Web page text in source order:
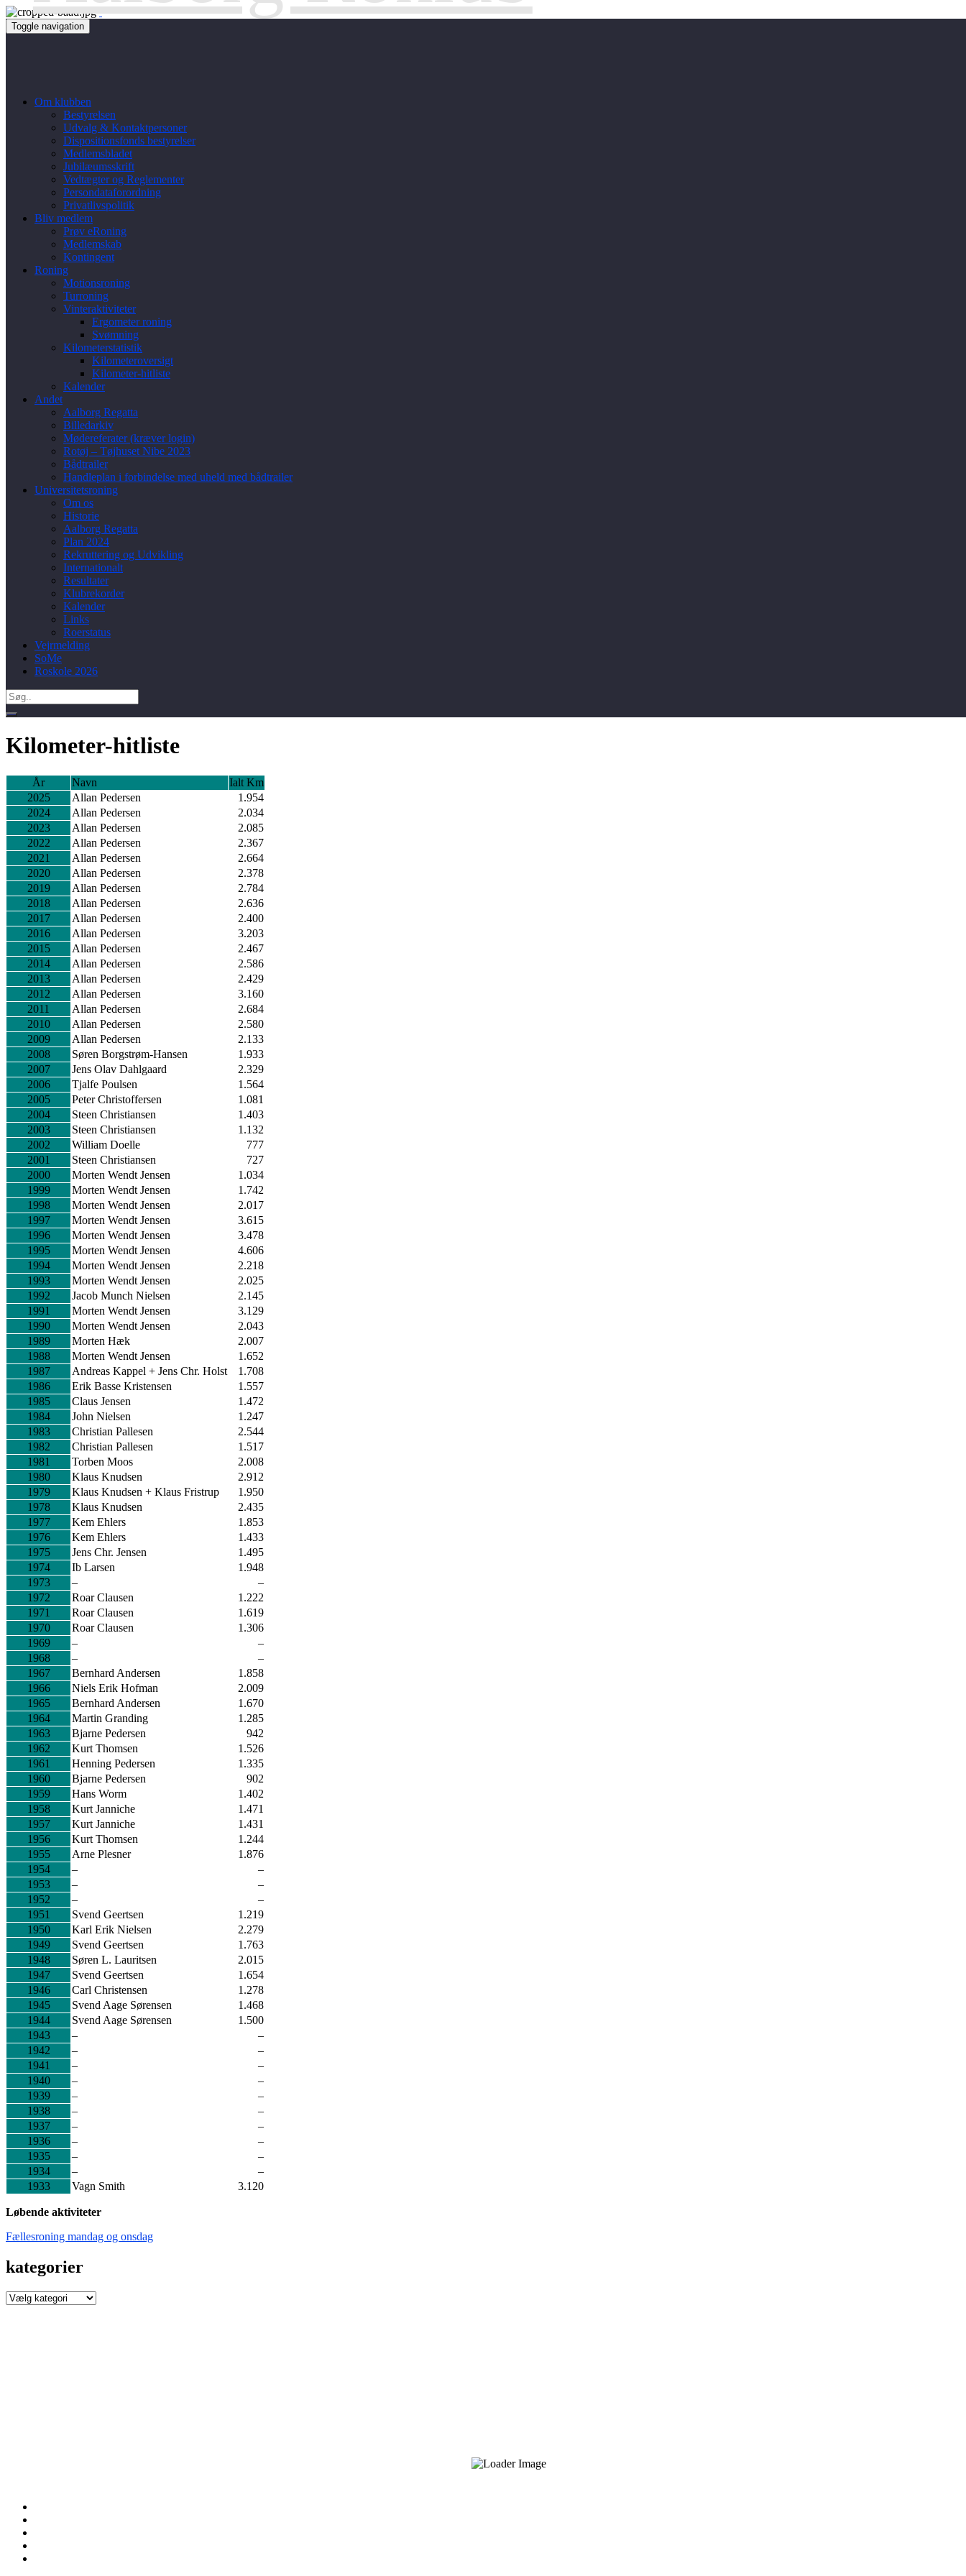
Toggle navigation
Om klubben
Bestyrelsen
Udvalg & Kontaktpersoner
Dispositionsfonds bestyrelser
Medlemsbladet
Jubilæumsskrift
Vedtægter og Reglementer
Persondataforordning
Privatlivspolitik
Bliv medlem
Prøv eRoning
Medlemskab
Kontingent
Roning
Motionsroning
Turroning
Vinteraktiviteter
Ergometer roning
Svømning
Kilometerstatistik
Kilometeroversigt
Kilometer-hitliste
Kalender
Andet
Aalborg Regatta
Billedarkiv
Mødereferater (kræver login)
Rotøj – Tøjhuset Nibe 2023
Bådtrailer
Handleplan i forbindelse med uheld med bådtrailer
Universitetsroning
Om os
Historie
Aalborg Regatta
Plan 2024
Rekruttering og Udvikling
Internationalt
Resultater
Klubrekorder
Kalender
Links
Roerstatus
Vejrmelding
SoMe
Roskole 2026
Search
for:
Kilometer-hitliste
År Navn
Ialt Km
2025
Allan Pedersen
1.954
2024
Allan Pedersen
2.034
2023
Allan Pedersen
2.085
2022
Allan Pedersen
2.367
2021
Allan Pedersen
2.664
2020
Allan Pedersen
2.378
2019
Allan Pedersen
2.784
2018
Allan Pedersen
2.636
2017
Allan Pedersen
2.400
2016
Allan Pedersen
3.203
2015
Allan Pedersen
2.467
2014
Allan Pedersen
2.586
2013
Allan Pedersen
2.429
2012
Allan Pedersen
3.160
2011
Allan Pedersen
2.684
2010
Allan Pedersen
2.580
2009
Allan Pedersen
2.133
2008
Søren Borgstrøm-Hansen
1.933
2007
Jens Olav Dahlgaard
2.329
2006
Tjalfe Poulsen
1.564
2005
Peter Christoffersen
1.081
2004
Steen Christiansen
1.403
2003
Steen Christiansen
1.132
2002
William Doelle
777
2001
Steen Christiansen
727
2000
Morten Wendt Jensen
1.034
1999
Morten Wendt Jensen
1.742
1998
Morten Wendt Jensen
2.017
1997
Morten Wendt Jensen
3.615
1996
Morten Wendt Jensen
3.478
1995
Morten Wendt Jensen
4.606
1994
Morten Wendt Jensen
2.218
1993
Morten Wendt Jensen
2.025
1992
Jacob Munch Nielsen
2.145
1991
Morten Wendt Jensen
3.129
1990
Morten Wendt Jensen
2.043
1989
Morten Hæk
2.007
1988
Morten Wendt Jensen
1.652
1987
Andreas Kappel + Jens Chr. Holst
1.708
1986
Erik Basse Kristensen
1.557
1985
Claus Jensen
1.472
1984
John Nielsen
1.247
1983
Christian Pallesen
2.544
1982
Christian Pallesen
1.517
1981
Torben Moos
2.008
1980
Klaus Knudsen
2.912
1979
Klaus Knudsen + Klaus Fristrup
1.950
1978
Klaus Knudsen
2.435
1977
Kem Ehlers
1.853
1976
Kem Ehlers
1.433
1975
Jens Chr. Jensen
1.495
1974
Ib Larsen
1.948
1973
–
–
1972
Roar Clausen
1.222
1971
Roar Clausen
1.619
1970
Roar Clausen
1.306
1969
–
–
1968
–
–
1967
Bernhard Andersen
1.858
1966
Niels Erik Hofman
2.009
1965
Bernhard Andersen
1.670
1964
Martin Granding
1.285
1963
Bjarne Pedersen
942
1962
Kurt Thomsen
1.526
1961
Henning Pedersen
1.335
1960
Bjarne Pedersen
902
1959
Hans Worm
1.402
1958
Kurt Janniche
1.471
1957
Kurt Janniche
1.431
1956
Kurt Thomsen
1.244
1955
Arne Plesner
1.876
1954
–
–
1953
–
–
1952
–
–
1951
Svend Geertsen
1.219
1950
Karl Erik Nielsen
2.279
1949
Svend Geertsen
1.763
1948
Søren L. Lauritsen
2.015
1947
Svend Geertsen
1.654
1946
Carl Christensen
1.278
1945
Svend Aage Sørensen
1.468
1944
Svend Aage Sørensen
1.500
1943
–
–
1942
–
–
1941
–
–
1940
–
–
1939
–
–
1938
–
–
1937
–
–
1936
–
–
1935
–
–
1934
–
–
1933
Vagn Smith 3.120
Løbende aktiviteter
Fællesroning mandag og onsdag
kategorier
kategorier